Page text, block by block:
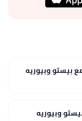
بيستو وبيوريه
وبيوريه